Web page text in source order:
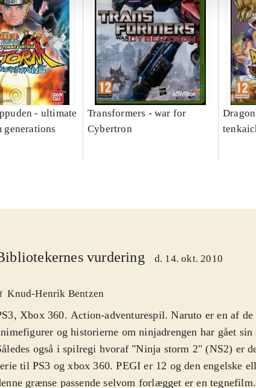
- ultimate
generations
Transformers - war for
Cybertron
vurdering d. 14. okt. 2010
Knud-Henrik Bentzen
Xbox 360. Action-adventurespil. Naruto er en af
og historierne om ninjadrengen har gået sin
også i spilregi hvoraf "Ninja storm 2" (NS2) er
til PS3 og xbox 360. PEGI er 12 og den engelske
grænse passende selvom forlægget er en